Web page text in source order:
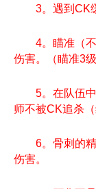
3。遇到CK缓
4。瞄准（不
伤害。（瞄准3
5。在队伍中
师不被CK追杀（
6。骨刺的精
伤害。